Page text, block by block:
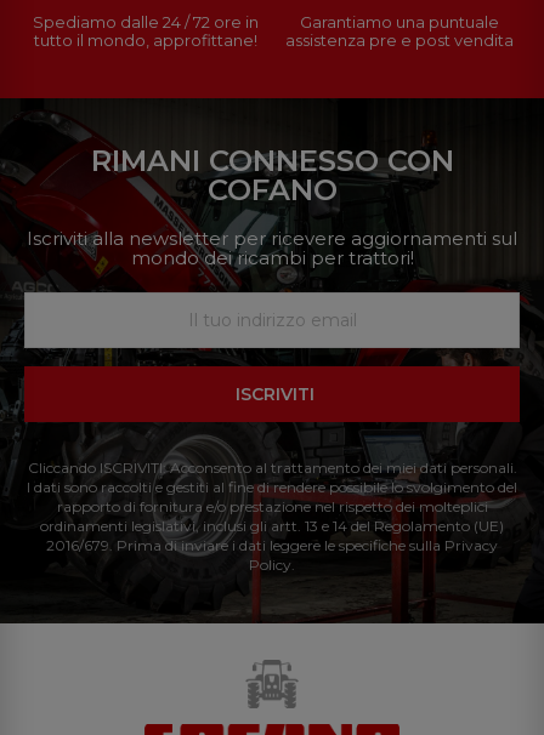
Spediamo dalle 24 / 72 ore in
tutto il mondo, approfittane!
Garantiamo una puntuale
assistenza pre e post vendita
RIMANI CONNESSO CON
COFANO
Iscriviti alla newsletter per ricevere aggiornamenti sul
mondo dei ricambi per trattori!
ISCRIVITI
Cliccando ISCRIVITI: Acconsento al trattamento dei miei dati personali.
I dati sono raccolti e gestiti al fine di rendere possibile lo svolgimento del
rapporto di fornitura e/o prestazione nel rispetto dei molteplici
ordinamenti legislativi, inclusi gli artt. 13 e 14 del Regolamento (UE)
2016/679. Prima di inviare i dati leggere le specifiche sulla Privacy
Policy.